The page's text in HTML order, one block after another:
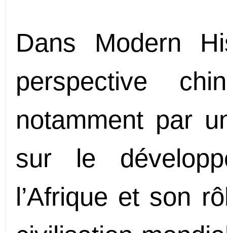
Dans Modern
perspective
notamment par
sur le
l’Afrique et son